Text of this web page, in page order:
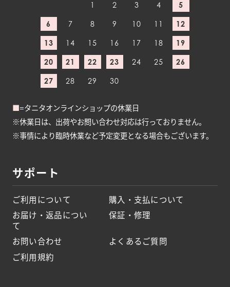
1
2 3 4 5
6 7 8 9 10 11 12
13 14 15 16 17 18 19
20 21 22 23 24 25 26
27 28 29 30
■=タニタオンラインショップの休業日
※休業日は、出荷やお問い合わせ対応は行っておりません。
※事情により臨時休業など予定変更となる場合もございます。
サポート
ご利用について
購入・支払について
お届け・返品につい
て
保証・修理
お問い合わせ
よくあるご質問
ご利用規約